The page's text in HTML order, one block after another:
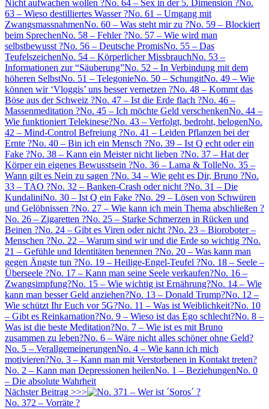
Nicht aufwachen wollen ?No. 64 – Sex in der 5. Dimension ?No.
63 – Wieso destilliertes Wasser ?No. 61 – Umgang mit
ZwangsmassnahmenNo. 60 – Was steht mir zu ?No. 59 – Blockiert
beim SprechenNo. 58 – Fehler ?No. 57 – Wie wird man
selbstbewusst ?No. 56 – Deutsche PromisNo. 55 – Das
TeufelszeichenNo. 54 – Körperlicher MissbrauchNo. 53 –
Informationen zur “Säuberung”No. 52 – In Verbindung mit dem
höheren SelbstNo. 51 – TelegonieNo. 50 – SchungitNo. 49 – Wie
können wir ‘Vloggis’ uns besser vernetzen ?No. 48 – Kommt das
Böse aus der Schweiz ?No. 47 – Ist die Erde flach ?No. 46 –
Massenmeditation ?No. 45 – Ich möchte Geld verschenkenNo. 44 –
Wie funktioniert Telekinese?No. 43 – Verfolgt, bedroht, belogenNo.
42 – Mind-Control Befreiung ?No. 41 – Leiden Pflanzen bei der
Ernte ?No. 40 – Bin ich ein Mensch ?No. 39 – Ist Q echt oder ein
Fake ?No. 38 – Kann ein Meister nicht lieben ?No. 37 – Hat der
Körper ein eigenes Bewusstsein ?No. 36 – Lama & TolleNo. 35 –
Wann gilt es Nein zu sagen ?No. 34 – Wie geht es Dir, Bruno ?No.
33 – TAO ?No. 32 – Banken-Crash oder nicht ?No. 31 – Die
KundaliniNo. 30 – Ist Q ein Fake ?No. 29 – Lösen von Schwüren
und Gelöbnissen ?No. 27 – Wie kann ich mein Thema abschließen ?
No. 26 – Zigaretten ?No. 25 – Starke Schmerzen in Rücken und
Beinen ?No. 24 – Gibt es Viren oder nicht ?No. 23 – Bioroboter –
Menschen ?No. 22 – Warum sind wir und die Erde so wichtig ?No.
21 – Gefühle und Identitäten benennen ?No. 20 – Was kann man
gegen Ängste tun ?No. 19 – Heilige-Engel-Teufel ?No. 18 – Seele –
Überseele ?No. 17 – Kann man seine Seele verkaufen?No. 16 –
Zwangsimpfung?No. 15 – Wie wichtig ist Ernährung?No. 14 – Wie
kann man besser Geld anziehen?No. 13 – Donald Trump?No. 12 –
Wie schützt Ihr Euch vor 5G?No. 11 – Was ist Weiblichkeit?No. 10
– Gibt es Reinkarnation?No. 9 – Wieso ist das Ego schlecht?No. 8 –
Was ist die beste Meditation?No. 7 – Wie ist es mit Bruno
zusammen zu leben?No. 6 – Wäre nicht alles schöner ohne Geld?
No. 5 – VerallgemeinerungenNo. 4 – Wie kann ich mich
motivieren?No. 3 – Kann man mit Verstorbenen in Kontakt treten?
No. 2 – Kann man Depressionen heilenNo. 1 – BeziehungenNo. 0
– Die absolute Wahrheit
Nächster Beitrag >>>
No. 372 – Vorräte ?